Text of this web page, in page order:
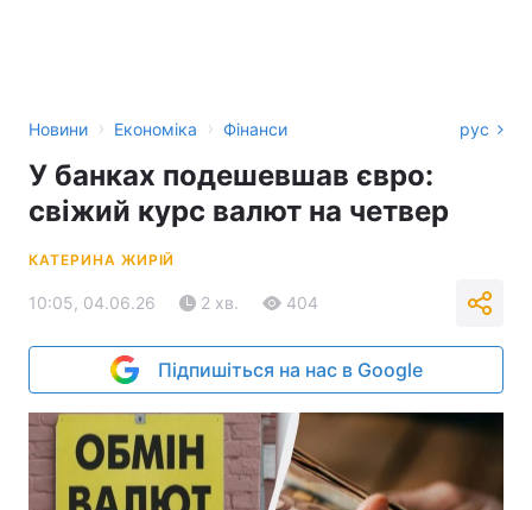
Новини › Економіка › Фінанси рус
У банках подешевшав євро:
свіжий курс валют на четвер
КАТЕРИНА ЖИРІЙ
10:05, 04.06.26 2 хв. 404
Підпишіться на нас в Google